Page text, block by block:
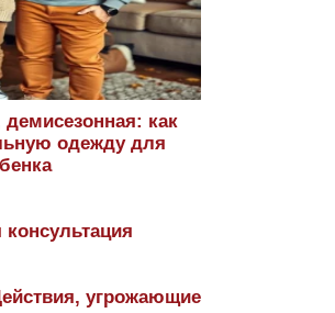
как
одежду для
консультация
угрожающие